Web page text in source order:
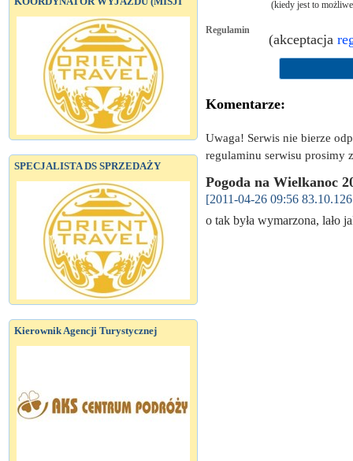
SPECJALISTA DS SPRZEDAŻY
Kierownik Agencji Turystycznej
(kiedy jest to
Regulamin
(akceptacja
Komentarze:
Uwaga! Serwis nie bierze
regulaminu serwisu prosimy
Pogoda na Wielkanoc
[2011-04-26 09:56
o tak była wymarzona, lało